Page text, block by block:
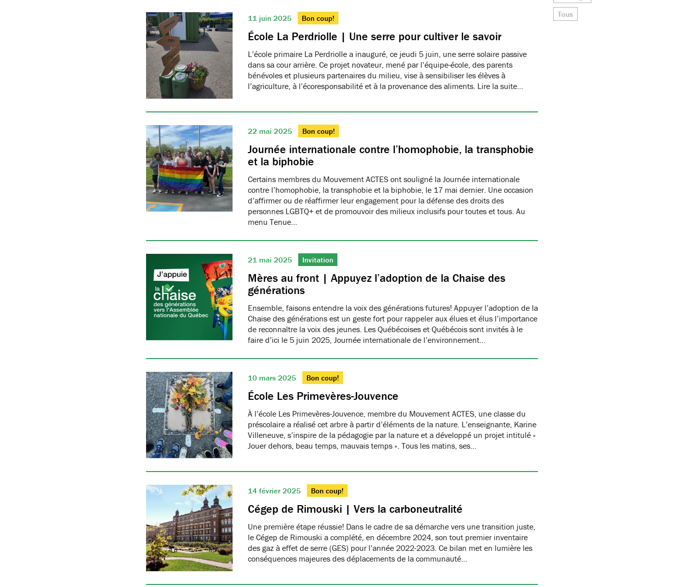
11 juin 2025 Bon coup!
École La Perdriolle | Une serre pour cultiver le savoir
L’école primaire La Perdriolle a inauguré, ce jeudi 5 juin, une serre solaire passive
dans sa cour arrière. Ce projet novateur, mené par l’équipe-école, des parents
bénévoles et plusieurs partenaires du milieu, vise à sensibiliser les élèves à
l’agriculture, à l’écoresponsabilité et à la provenance des aliments. Lire la suite…
22 mai 2025 Bon coup!
Journée internationale contre l’homophobie, la transphobie
et la biphobie
Certains membres du Mouvement ACTES ont souligné la Journée internationale
contre l’homophobie, la transphobie et la biphobie, le 17 mai dernier. Une occasion
d’affirmer ou de réaffirmer leur engagement pour la défense des droits des
personnes LGBTQ+ et de promouvoir des milieux inclusifs pour toutes et tous. Au
menu Tenue…
21 mai 2025 Invitation
Mères au front | Appuyez l’adoption de la Chaise des
générations
Ensemble, faisons entendre la voix des générations futures! Appuyer l’adoption de la
Chaise des générations est un geste fort pour rappeler aux élues et élus l’importance
de reconnaître la voix des jeunes. Les Québécoises et Québécois sont invités à le
faire d’ici le 5 juin 2025, Journée internationale de l’environnement…
10 mars 2025 Bon coup!
École Les Primevères-Jouvence
À l’école Les Primevères-Jouvence, membre du Mouvement ACTES, une classe du
préscolaire a réalisé cet arbre à partir d’éléments de la nature. L’enseignante, Karine
Villeneuve, s’inspire de la pédagogie par la nature et a développé un projet intitulé «
Jouer dehors, beau temps, mauvais temps ». Tous les matins, ses…
14 février 2025 Bon coup!
Cégep de Rimouski | Vers la carboneutralité
Une première étape réussie! Dans le cadre de sa démarche vers une transition juste,
le Cégep de Rimouski a complété, en décembre 2024, son tout premier inventaire
des gaz à effet de serre (GES) pour l’année 2022-2023. Ce bilan met en lumière les
conséquences majeures des déplacements de la communauté…
Tous